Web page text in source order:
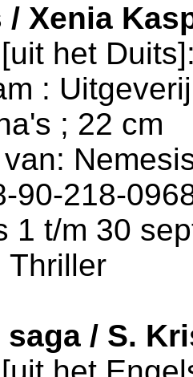
/ Xenia
het
:
; 22 cm
90-218-
1 t/m 30
Thriller
saga / S.